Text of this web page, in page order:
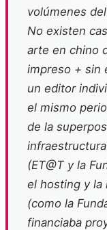
volúmenes
No existen
arte en chino
impreso + sin
un editor
el mismo
de la
(ET@T y la
el hosting y la
(como la
financiaba